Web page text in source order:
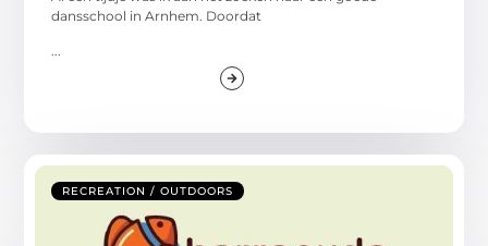
dansschool in Arnhem. Doordat
...
RECREATION / OUTDOORS